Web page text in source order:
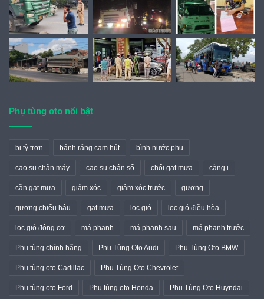
Phụ tùng oto nổi bật
bi tỳ trơn bánh răng cam hút bình nước phụ
cao su chân máy cao su chân số chổi gạt mưa càng i
cần gạt mưa giảm xóc giảm xóc trước gương
gương chiếu hậu gạt mưa lọc gió lọc gió điều hòa
lọc gió động cơ má phanh má phanh sau má phanh trước
Phụ tùng chính hãng Phụ Tùng Oto Audi Phụ Tùng Oto BMW
Phụ tùng oto Cadillac Phụ Tùng Oto Chevrolet
Phụ tùng oto Ford Phụ tùng oto Honda Phụ Tùng Oto Huyndai